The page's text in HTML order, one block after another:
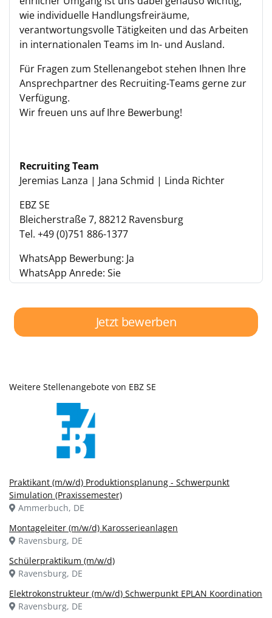
wie individuelle Handlungsfreiräume,
verantwortungsvolle Tätigkeiten und das Arbeiten
in internationalen Teams im In- und Ausland.
Für Fragen zum Stellenangebot stehen Ihnen Ihre
Ansprechpartner des Recruiting-Teams gerne zur
Verfügung.
Wir freuen uns auf Ihre Bewerbung!
Recruiting Team
Jeremias Lanza | Jana Schmid | Linda Richter
EBZ SE
Bleicherstraße 7, 88212 Ravensburg
Tel. +49 (0)751 886-1377
WhatsApp Bewerbung: Ja
WhatsApp Anrede: Sie
Jetzt bewerben
Weitere Stellenangebote von EBZ SE
Praktikant (m/w/d) Produktionsplanung - Schwerpunkt
Simulation (Praxissemester)
Ammerbuch, DE
Montageleiter (m/w/d) Karosserieanlagen
Ravensburg, DE
Schülerpraktikum (m/w/d)
Ravensburg, DE
Elektrokonstrukteur (m/w/d) Schwerpunkt EPLAN Koordination
Ravensburg, DE